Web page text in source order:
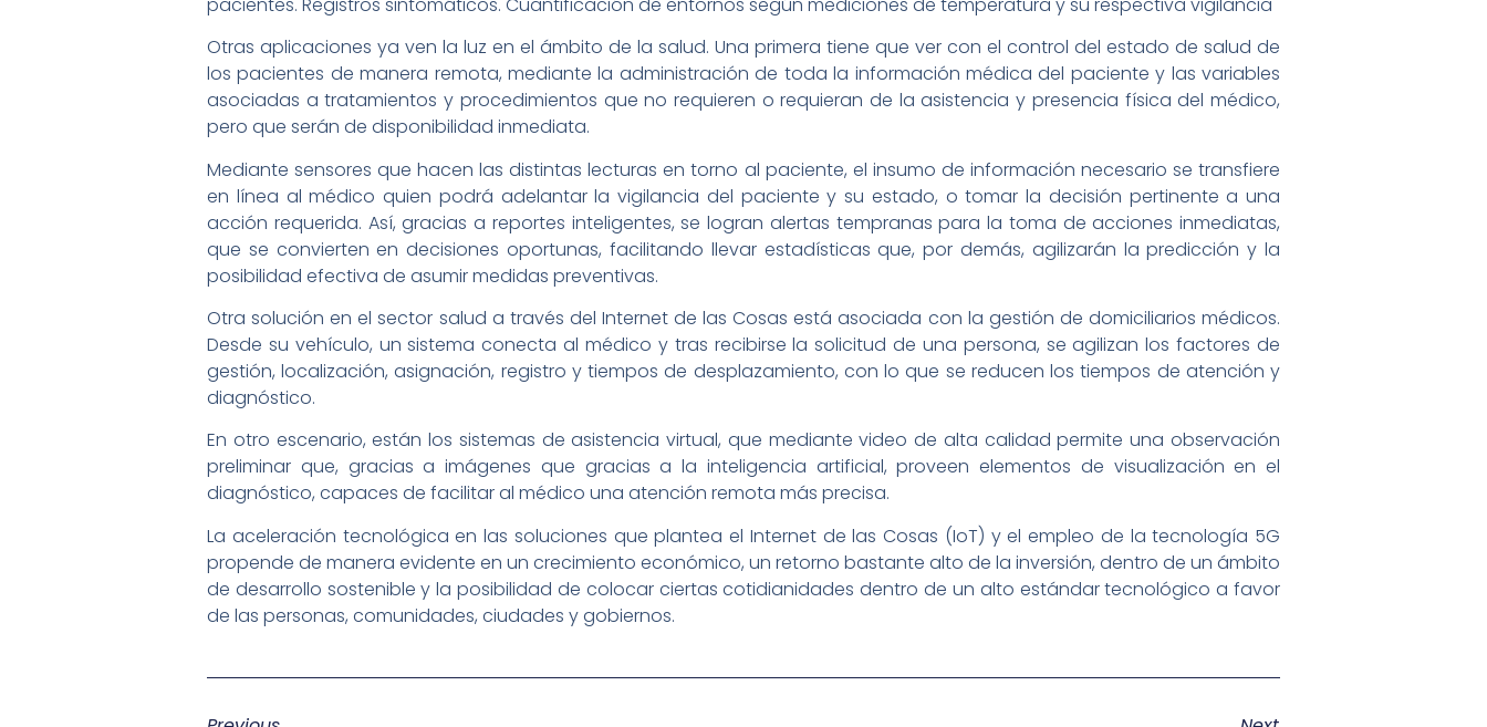
Otras aplicaciones ya ven la luz en el ámbito de la salud. Una primera tiene que ver con el control del estado de salud de
los pacientes de manera remota, mediante la administración de toda la información médica del paciente y las variables
asociadas a tratamientos y procedimientos que no requieren o requieran de la asistencia y presencia física del médico,
pero que serán de disponibilidad inmediata.
Mediante sensores que hacen las distintas lecturas en torno al paciente, el insumo de información necesario se transfiere
en línea al médico quien podrá adelantar la vigilancia del paciente y su estado, o tomar la decisión pertinente a una
acción requerida. Así, gracias a reportes inteligentes, se logran alertas tempranas para la toma de acciones inmediatas,
que se convierten en decisiones oportunas, facilitando llevar estadísticas que, por demás, agilizarán la predicción y la
posibilidad efectiva de asumir medidas preventivas.
Otra solución en el sector salud a través del Internet de las Cosas está asociada con la gestión de domiciliarios médicos.
Desde su vehículo, un sistema conecta al médico y tras recibirse la solicitud de una persona, se agilizan los factores de
gestión, localización, asignación, registro y tiempos de desplazamiento, con lo que se reducen los tiempos de atención y
diagnóstico.
En otro escenario, están los sistemas de asistencia virtual, que mediante video de alta calidad permite una observación
preliminar que, gracias a imágenes que gracias a la inteligencia artificial, proveen elementos de visualización en el
diagnóstico, capaces de facilitar al médico una atención remota más precisa.
La aceleración tecnológica en las soluciones que plantea el Internet de las Cosas (IoT) y el empleo de la tecnología 5G
propende de manera evidente en un crecimiento económico, un retorno bastante alto de la inversión, dentro de un ámbito
de desarrollo sostenible y la posibilidad de colocar ciertas cotidianidades dentro de un alto estándar tecnológico a favor
de las personas, comunidades, ciudades y gobiernos.